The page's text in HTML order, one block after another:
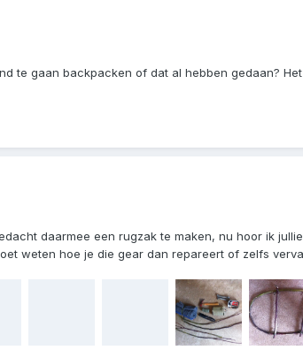
te gaan backpacken of dat al hebben gedaan?
daarmee een rugzak te maken, nu hoor ik
weten hoe je die gear dan repareert of zelfs